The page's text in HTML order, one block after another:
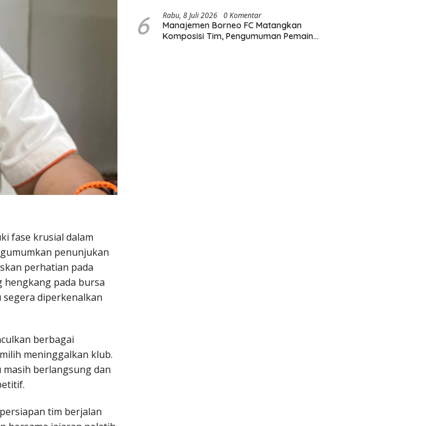
fase krusial dalam
penunjukan
perhatian pada
hengkang pada bursa
diperkenalkan
berbagai
meninggalkan klub.
berlangsung dan
tim berjalan
6 Rabu, 8 Juli 2026 0 Komentar
Manajemen Borneo FC Matangkan
Komposisi Tim, Pengumuman Pemain